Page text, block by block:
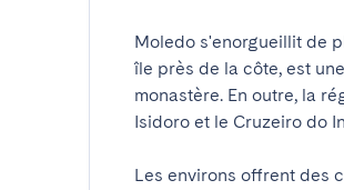
Moledo s'enorgueillit de
île près de la côte, est
monastère. En outre, la
Isidoro et le Cruzeiro do
Les environs offrent des